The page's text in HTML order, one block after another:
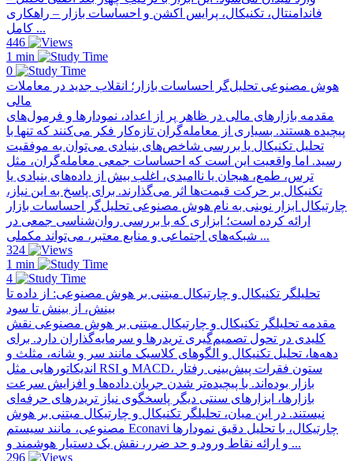
فاندامنتال، تکنیکال، پرایس اکشن و احساسات بازار – راهکاری
کامل ...
446
1 min
0
هوش مصنوعی تحلیل‌گر احساسات بازار؛ انقلاب جدید در معاملات
مالی
مقدمه بازارهای مالی در ظاهر پر از اعداد، نمودارها و فرمول‌های
پیچیده هستند. بسیاری از معامله‌گران تازه‌کار فکر می‌کنند که تنها با
تحلیل تکنیکال یا بررسی شاخص‌های بنیادی می‌توان به موفقیت
رسید. اما واقعیت این است که احساسات جمعی معامله‌گران، مثل
ترس، طمع، هیجان یا ناامیدی، اغلب بیش از داده‌های بنیادی یا
تکنیکال بر حرکت قیمت‌ها اثر می‌گذارند. برای پاسخ به این نیاز،
چارتیکال ابزار نوینی به نام هوش مصنوعی تحلیل‌گر احساسات بازار
ارائه کرده است؛ ابزاری که با بررسی روان‌شناسی جمعی در
شبکه‌های اجتماعی و منابع معتبر، می‌تواند مکملی ...
324
1 min
4
تحلیلگر تکنیکال و چارتیکال مبتنی بر هوش مصنوعی: از داده تا
بینش، از بینش تا سود
مقدمه تحلیلگر تکنیکال و چارتیکال مبتنی بر هوش مصنوعی نقش
کلیدی در تحول تصمیم‌گیری تریدرها و سرمایه‌گذاران دارد. برای
دهه‌ها، تحلیل تکنیکال و الگوهای کلاسیک مانند سر و شانه، مثلث و
اندیکاتورهایی مثل RSI و MACD، ستون فقرات پیش‌بینی رفتار
بازار بوده‌اند. با پیچیده‌تر شدن جریان داده‌ها و افزایش سرعت
بازارها، ابزارهای سنتی دیگر پاسخگوی نیاز تریدرهای حرفه‌ای
نیستند. در این میان، تحلیلگر تکنیکال و چارتیکال مبتنی بر هوش
مصنوعی، مانند سیستم Econavi چارتیکال، با تحلیل دقیق نمودارها
و ارائه نقاط ورود و حد ضرر، نقش یک دستیار هوشمند و ...
296